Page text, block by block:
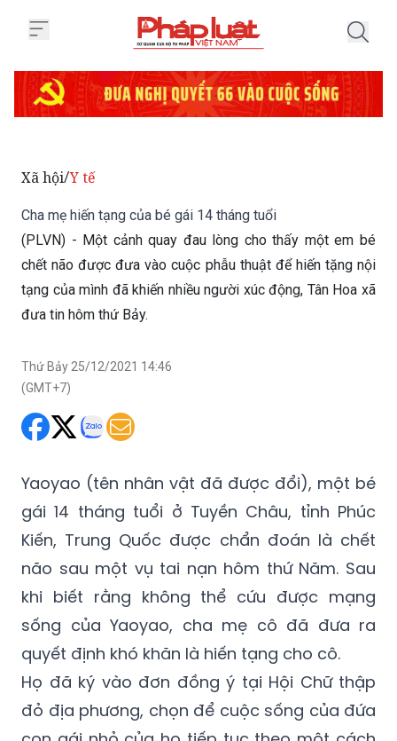
Cha mẹ hiến tạng của bé gái 14 tháng tuổi
chết não được đưa vào cuộc phẫu thuật để hiến tặng nội
tạng của mình đã khiến nhiều người xúc động, Tân Hoa xã
đưa tin hôm thứ Bảy.
Thứ Bảy 25/12/2021 14:46
Yaoyao (tên nhân vật đã được đổi), một bé
Kiến, Trung Quốc được chẩn đoán là chết
não sau một vụ tai nạn hôm thứ Năm. Sau
khi biết rằng không thể cứu được mạng
sống của Yaoyao, cha mẹ cô đã đưa ra
quyết định khó khăn là hiến tạng cho cô.
Họ đã ký vào đơn đồng ý tại Hội Chữ thập
đỏ địa phương, chọn để cuộc sống của đứa
con gái nhỏ của họ tiếp tục theo một cách
khác.